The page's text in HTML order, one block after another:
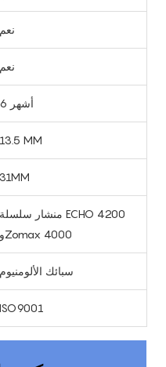
نعم
نعم
6 أشهر
13.5 MM
31MM
منشار سلسلة ECHO 4200
وZomax 4000
سبائك الألومنيوم
ISO9001